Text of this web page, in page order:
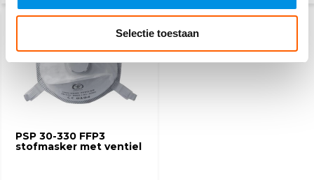
Selectie toestaan
PSP 30-330 FFP3
stofmasker met ventiel